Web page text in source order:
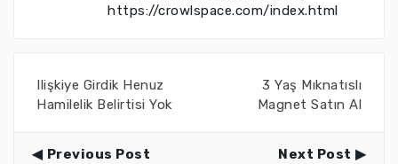
https://crowlspace.com/index.html
Ilişkiye Girdik Henuz
Hamilelik Belirtisi Yok
3 Yaş Mıknatıslı
Magnet Satın Al
Previous Post Next Post